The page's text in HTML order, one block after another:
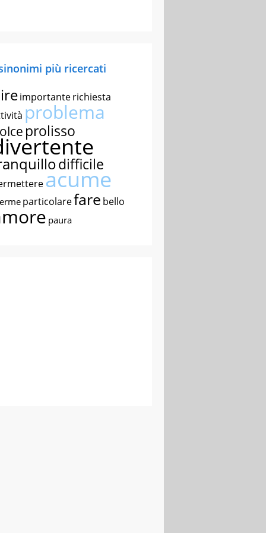
più ricercati
importanterichiesta
problema
prolisso
difficile
acume
particolarefare bello
paura